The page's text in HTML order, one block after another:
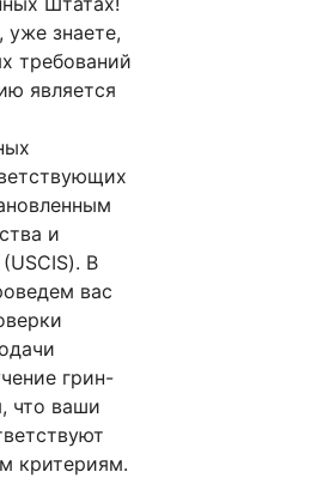
знаете,
требований
является
и
В
вас
грин-
что ваши
критериям.